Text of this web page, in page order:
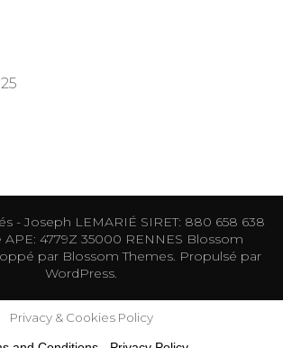
- Joseph LEMARIÉ SIRET: 880 658 638
APE: 4779Z 35000 RENNES Blossom
parBlossom Themes. Propulsé par
WordPress.
Privacy & Cookies Policy